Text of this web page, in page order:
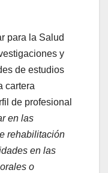
para la Salud
y
de estudios
cartera
de profesional
en las
rehabilitación
en las
o